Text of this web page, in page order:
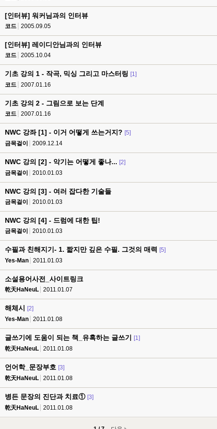
[인터뷰] 워커님과의 인터뷰
코드 2005.09.05
[인터뷰] 레이디안님과의 인터뷰
코드 2005.10.04
기초 강의 1 - 작곡, 믹싱 그리고 마스터링 [1]
코드
2007.01.16
기초 강의 2 - 그림으로 보는 단계
코드 2007.01.16
NWC 강좌 [1] - 이거 어떻게 쓰는거지? [5]
금목걸이
2009.12.14
NWC 강의 [2] - 악기는 어떻게 좋나... [2]
금목걸이
2010.01.03
NWC 강의 [3] - 여러 잡다한 기술들
금목걸이 2010.01.03
NWC 강의 [4] - 드럼에 대한 팁!
금목걸이 2010.01.03
수필과 친해지기- 1. 짧지만 깊은 수필. 그것의 매력 [5]
Yes-Man
2011.01.03
소설용어사전_사이트링크
乾天HaNeuL 2011.01.07
해체시
[2]
Yes-Man
2011.01.08
글쓰기에 도움이 되는 책_유혹하는 글쓰기
[1]
乾天HaNeuL
2011.01.08
언어학_문장부호 [3]
乾天HaNeuL
2011.01.08
병든 문장의 진단과 치료① [3]
乾天HaNeuL
2011.01.08